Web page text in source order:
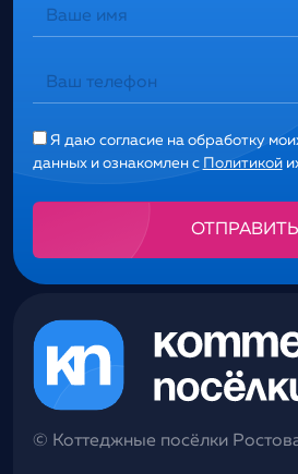
Я даю согласие на обработку
данных и ознакомлен с Политикой
© Коттеджные посёлки